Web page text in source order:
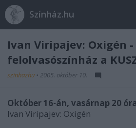
Színház.hu
Ivan Viripajev: Oxigén -
felolvasószínház a
szinhazhu • 2005. október 10.
Október 16-án, vasárnap 20
Ivan Viripajev: Oxigén